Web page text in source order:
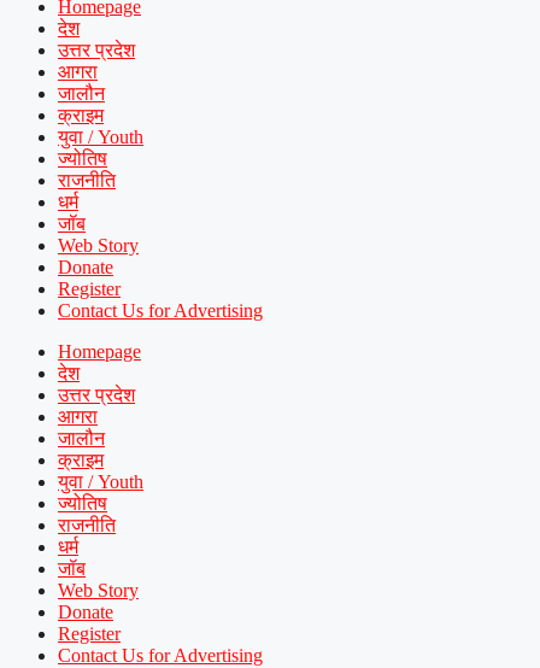
Homepage
देश
उत्तर प्रदेश
आगरा
जालौन
क्राइम
युवा / Youth
ज्योतिष
राजनीति
धर्म
जॉब
Web Story
Donate
Register
Contact Us for Advertising
Homepage
देश
उत्तर प्रदेश
आगरा
जालौन
क्राइम
युवा / Youth
ज्योतिष
राजनीति
धर्म
जॉब
Web Story
Donate
Register
Contact Us for Advertising